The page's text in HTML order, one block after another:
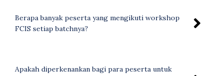
Berapa banyak peserta yang mengikuti workshop
FCIS setiap batchnya?
Apakah diperkenankan bagi para peserta untuk